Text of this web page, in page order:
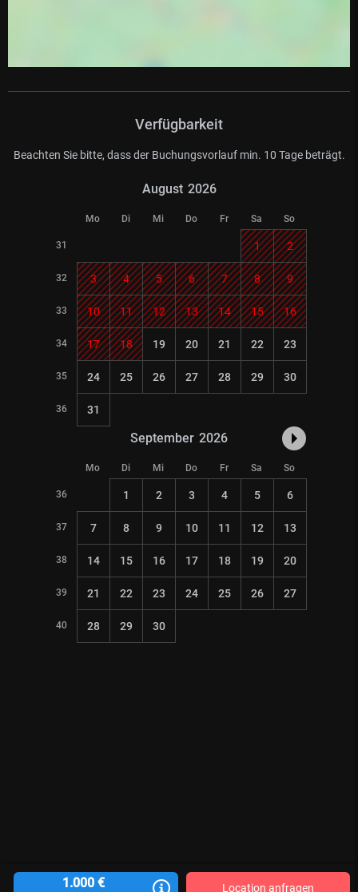
Verfügbarkeit
Beachten Sie bitte, dass der Buchungsvorlauf min. 10 Tage beträgt.
August 2026
Mo Di Mi Do Fr Sa So
31 1 2
32 3 4 5 6 7 8 9
33 10 11 12 13 14 15 16
34 17 18 19 20 21 22 23
35 24 25 26 27 28 29 30
36 31
September 2026
Mo Di Mi Do Fr Sa So
36 1 2 3 4 5 6
37 7 8 9 10 11 12 13
38 14 15 16 17 18 19 20
39 21 22 23 24 25 26 27
40 28 29 30
1.000 € Location anfragen